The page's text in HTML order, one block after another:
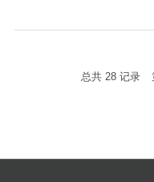
工作先进单位和先
报表彰。我院分别
认真贯彻落实上级
总共 28记录